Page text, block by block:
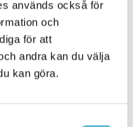
används också för
och
för att
andra kan du välja
kan göra.
ansvar för
inom ... styrelse är
organisationen